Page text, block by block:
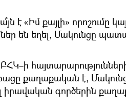
է «Իմ քայլի» որոշումը
են եղել, Մակունցը
քաղաքական է,
իրավական գործերին